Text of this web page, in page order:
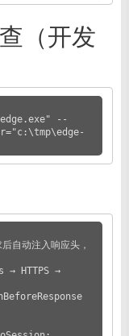
（开发
--
自动注入响应头，
→ HTTPS →